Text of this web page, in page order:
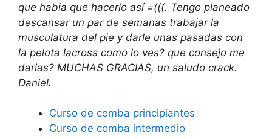
que habia que hacerlo así =(((. Tengo planeado
descansar un par de semanas trabajar la
musculatura del pie y darle unas pasadas con
la pelota lacross como lo ves? que consejo me
darias? MUCHAS GRACIAS, un saludo crack.
Daniel.
Curso de comba principiantes
Curso de comba intermedio